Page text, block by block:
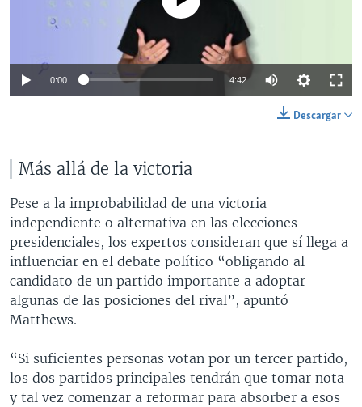
0:00 4:42
Descargar
Más allá de la victoria
Pese a la improbabilidad de una victoria
independiente o alternativa en las elecciones
presidenciales, los expertos consideran que sí llega a
influenciar en el debate político “obligando al
candidato de un partido importante a adoptar
algunas de las posiciones del rival”, apuntó
Matthews.
“Si suficientes personas votan por un tercer partido,
los dos partidos principales tendrán que tomar nota
y tal vez comenzar a reformar para absorber a esos